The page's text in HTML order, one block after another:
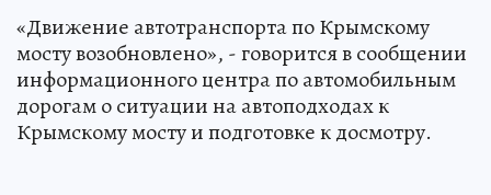
«Движение автотранспорта по Крымскому
мосту возобновлено», - говорится в сообщении
информационного центра по автомобильным
дорогам о ситуации на автоподходах к
Крымскому мосту и подготовке к досмотру.